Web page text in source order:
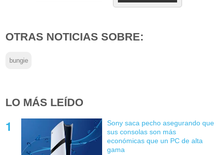
OTRAS NOTICIAS SOBRE:
bungie
LO MÁS LEÍDO
Sony saca pecho asegurando que
sus consolas son más
económicas que un PC de alta
gama